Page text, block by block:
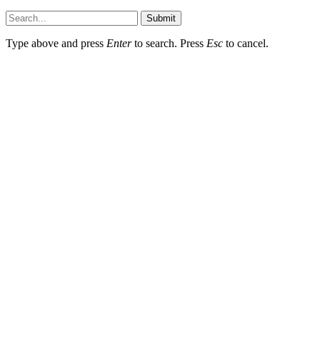
Submit
Type above and press Enterto search. Press Esc to cancel.